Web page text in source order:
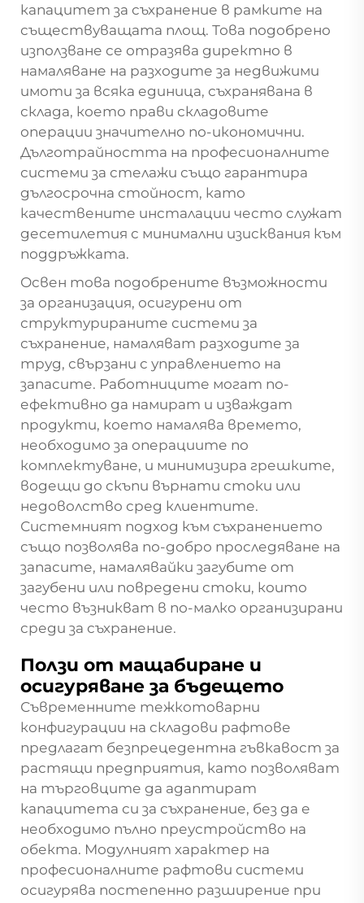
капацитет за съхранение в рамките на
съществуващата площ. Това подобрено
използване се отразява директно в
намаляване на разходите за недвижими
имоти за всяка единица, съхранявана в
склада, което прави складовите
операции значително по-икономични.
Дълготрайността на професионалните
системи за стелажи също гарантира
дългосрочна стойност, като
качествените инсталации често служат
десетилетия с минимални изисквания към
поддръжката.
Освен това подобрените възможности
за организация, осигурени от
структурираните системи за
съхранение, намаляват разходите за
труд, свързани с управлението на
запасите. Работниците могат по-
ефективно да намират и изваждат
продукти, което намалява времето,
необходимо за операциите по
комплектуване, и минимизира грешките,
водещи до скъпи върнати стоки или
недоволство сред клиентите.
Системният подход към съхранението
също позволява по-добро проследяване на
запасите, намалявайки загубите от
загубени или повредени стоки, които
често възникват в по-малко организирани
среди за съхранение.
Ползи от мащабиране и
осигуряване за бъдещето
Съвременните тежкотоварни
конфигурации на складови рафтове
предлагат безпрецедентна гъвкавост за
растящи предприятия, като позволяват
на търговците да адаптират
капацитета си за съхранение, без да е
необходимо пълно преустройство на
обекта. Модулният характер на
професионалните рафтови системи
осигурява постепенно разширение при